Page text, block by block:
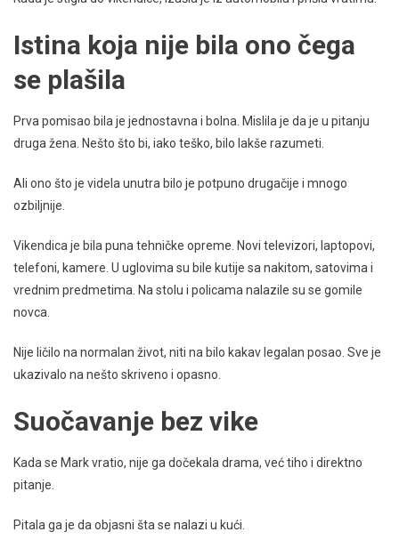
Istina koja nije bila ono čega
se plašila
Prva pomisao bila je jednostavna i bolna. Mislila je da je u pitanju
druga žena. Nešto što bi, iako teško, bilo lakše razumeti.
Ali ono što je videla unutra bilo je potpuno drugačije i mnogo
ozbiljnije.
Vikendica je bila puna tehničke opreme. Novi televizori, laptopovi,
telefoni, kamere. U uglovima su bile kutije sa nakitom, satovima i
vrednim predmetima. Na stolu i policama nalazile su se gomile
novca.
Nije ličilo na normalan život, niti na bilo kakav legalan posao. Sve je
ukazivalo na nešto skriveno i opasno.
Suočavanje bez vike
Kada se Mark vratio, nije ga dočekala drama, već tiho i direktno
pitanje.
Pitala ga je da objasni šta se nalazi u kući.